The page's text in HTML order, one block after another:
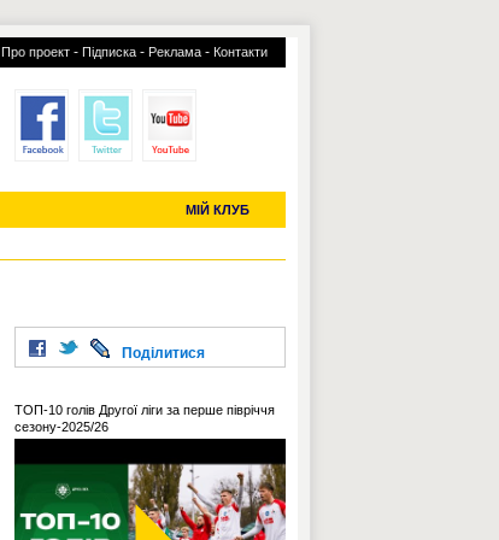
Про проект - Підписка - Реклама - Контакти
МІЙ КЛУБ
УСІ ТРАНСФЕРИ
Поділитися
ТОП-10 голів Другої ліги за перше півріччя
сезону-2025/26